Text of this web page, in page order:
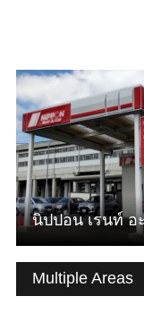
Multiple Areas
ดูข้อมูลพื้นฐาน